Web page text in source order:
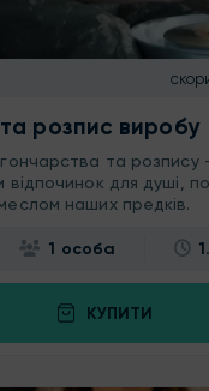
розпис виробу
та розпису
відпочинок для душі,
наших предків.
1 особа
КУПИТИ